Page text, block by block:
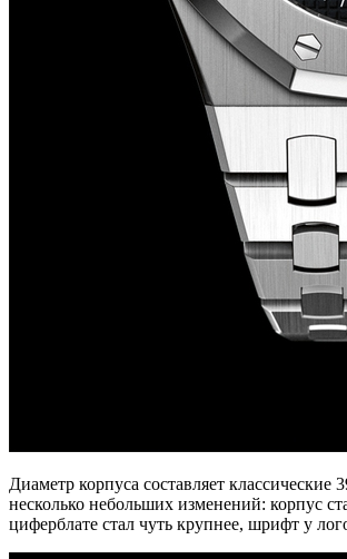
Диаметр корпуса составляет
несколько небольших изменений: корпус
циферблате стал чуть крупнее, шрифт у